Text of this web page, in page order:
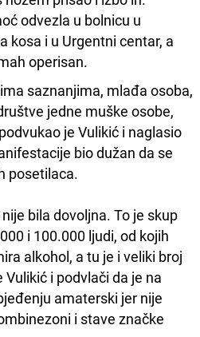
odvezla u bolnicu u
kosa i u Urgentni centar, a
operisan.
saznanjima, mlađa osoba,
jedne muške osobe,
je Vulikić i naglasio
bio dužan da se
posetilaca.
bila dovoljna. To je skup
i 100.000 ljudi, od kojih
alkohol, a tu je i veliki broj
i podvlači da je na
amaterski jer nije
i stave značke